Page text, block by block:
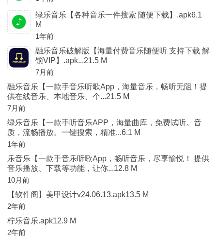
绿乐音乐【各种音乐一件搜索 随便下载】.apk6.1
M
1年前
融乐音乐破解版【海量付费音乐随便听 支持下载 解
锁VIP】.apk...21.5 M
7月前
融乐音乐【一款手音乐听歌App，海量音乐，畅听无阻！提
供在线音乐、本地音乐、个...21.5 M
7月前
绿乐音乐【一款手听音乐APP，海量曲库，免费试听。音
质，流畅播放。一键搜索，精准...6.1 M
1年前
乐音乐【一款手音乐听歌App，畅听音乐，尽享愉悦！ 提供
音乐播放、下载等功能，让你...12.8 M
10月前
【软件阁】美甲设计v24.06.13.apk13.5 M
2年前
柠乐音乐.apk12.9 M
2年前